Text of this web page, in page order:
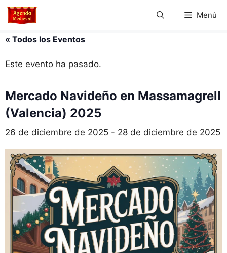
Saltar
Menú
« Todos los Eventos
Este evento ha pasado.
Mercado Navideño en Massamagrell
(Valencia) 2025
26 de diciembre de 2025 - 28 de diciembre de 2025